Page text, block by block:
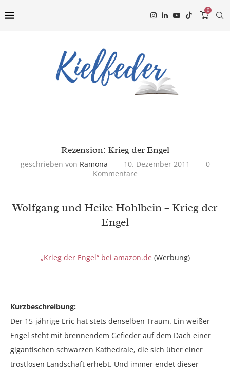
0
Rezension: Krieg der Engel
geschrieben von Ramona 10. Dezember 2011
0
Kommentare
Wolfgang und Heike Hohlbein – Krieg der
Engel
„Krieg der Engel“ bei amazon.de (Werbung)
Kurzbeschreibung:
Der 15-jährige Eric hat stets denselben Traum. Ein weißer
Engel steht mit brennendem Gefieder auf dem Dach einer
gigantischen schwarzen Kathedrale, die sich über einer
trostlosen Landschaft erhebt. Und immer endet dieser